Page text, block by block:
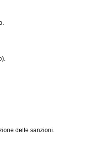
delle sanzioni.